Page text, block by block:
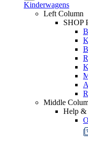
Kinderwagens
Left Column
SHOP
Middle
Help &